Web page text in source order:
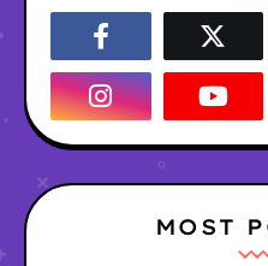
MOST